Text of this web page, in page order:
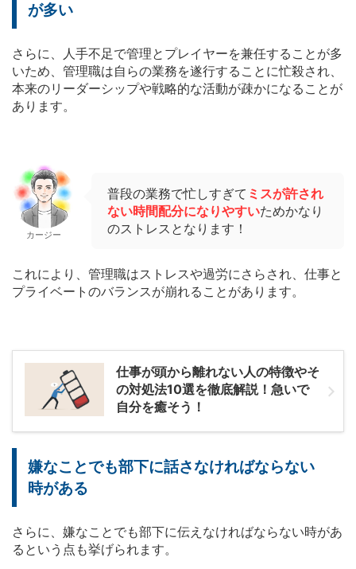
が多い
さらに、人手不足で管理とプレイヤーを兼任することが多
いため、管理職は自らの業務を遂行することに忙殺され、
本来のリーダーシップや戦略的な活動が疎かになることが
あります。
カージー
普段の業務で忙しすぎて ミスが許され
ない時間配分になりやすいためかなり
のストレスとなります！
これにより、管理職はストレスや過労にさらされ、仕事と
プライベートのバランスが崩れることがあります。
仕事が頭から離れない人の特徴やそ
の対処法10選を徹底解説！急いで
自分を癒そう！
嫌なことでも部下に話さなければならない
時がある
さらに、嫌なことでも部下に伝えなければならない時があ
るという点も挙げられます。